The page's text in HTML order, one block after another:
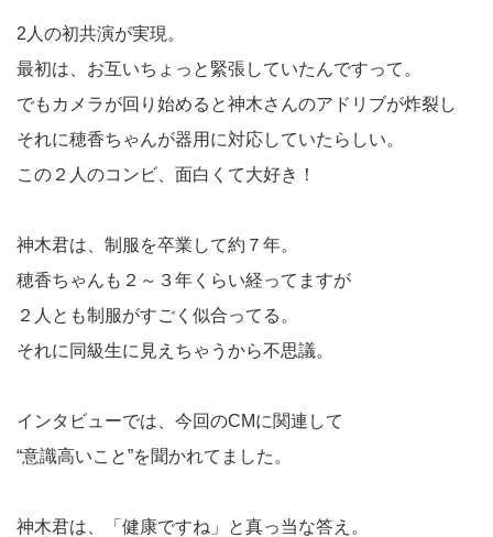
2人の初共演が実現。
最初は、お互いちょっと緊張していたんですって。
でもカメラが回り始めると神木さんのアドリブが炸裂し
それに穂香ちゃんが器用に対応していたらしい。
この２人のコンビ、面白くて大好き！
神木君は、制服を卒業して約７年。
穂香ちゃんも２～３年くらい経ってますが
２人とも制服がすごく似合ってる。
それに同級生に見えちゃうから不思議。
インタビューでは、今回のCMに関連して
“意識高いこと”を聞かれてました。
神木君は、「健康ですね」と真っ当な答え。